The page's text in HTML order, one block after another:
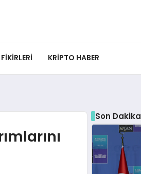
KRIPTO HABER
Son Dakika